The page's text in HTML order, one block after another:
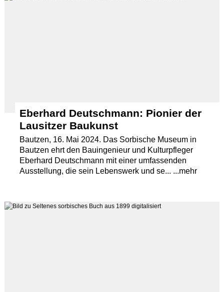
Eberhard Deutschmann: Pionier der
Lausitzer Baukunst
Bautzen, 16. Mai 2024. Das Sorbische Museum in
Bautzen ehrt den Bauingenieur und Kulturpfleger
Eberhard Deutschmann mit einer umfassenden
Ausstellung, die sein Lebenswerk und se... ...mehr